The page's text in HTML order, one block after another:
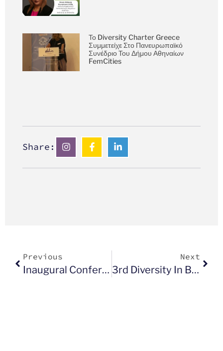
Το Diversity Charter Greece
Συμμετείχε Στο Πανευρωπαϊκό
Συνέδριο Του Δήμου Αθηναίων
FemCities
Share:
Previous
Inaugural Conference On Diversity In Business
Next
3rd Diversity In Business Conference